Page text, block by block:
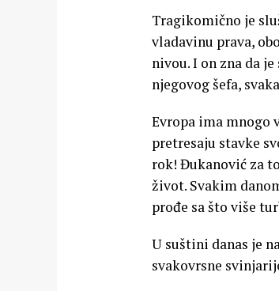
Tragikomično je
vladavinu prava,
nivou. I on zna da
njegovog šefa,
Evropa ima mnogo
pretresaju stavke
rok! Đukanović za
život. Svakim
prođe sa što više
U suštini danas je
svakovrsne